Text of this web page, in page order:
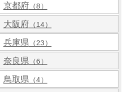
京都府（8）
大阪府（14）
兵庫県 （23）
奈良県 （6）
鳥取県 （4）